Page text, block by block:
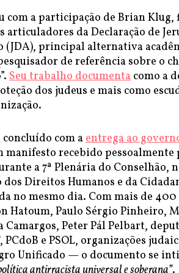
com a participação de Brian
articuladores da Declaração de
principal alternativa
de referência sobre o
Seu trabalho documenta como a
dos judeus e mais como
com a entrega ao
manifesto recebido pessoalmente
a 7ª Plenária do Conselhão,
Direitos Humanos e da
no mesmo dia. Com mais de
Hatoum, Paulo Sérgio Pinheiro,
Peter Pál Pelbart,
PCdoB e PSOL, organizações
Unificado — o documento se